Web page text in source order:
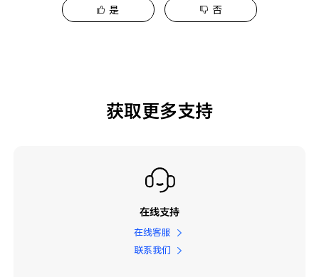
是 否
获取更多支持
在线支持
在线客服
联系我们